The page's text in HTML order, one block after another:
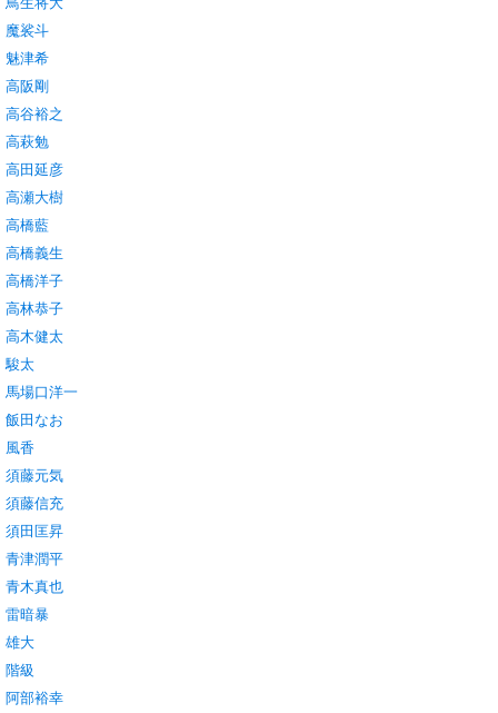
魔裟斗
魅津希
高阪剛
高谷裕之
高萩勉
高田延彦
高瀬大樹
高橋藍
高橋義生
高橋洋子
高林恭子
高木健太
駿太
馬場口洋一
飯田なお
風香
須藤元気
須藤信充
須田匡昇
青津潤平
青木真也
雷暗暴
雄大
階級
阿部裕幸